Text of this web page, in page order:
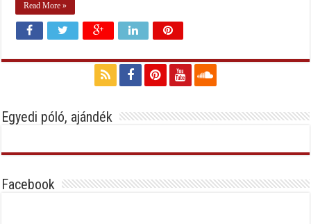
Read More »
Egyedi póló, ajándék
Facebook